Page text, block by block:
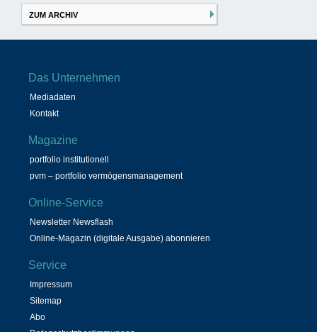
ZUM ARCHIV
Das Unternehmen
Mediadaten
Kontakt
Magazine
portfolio institutionell
pvm – portfolio vermögensmanagement
Online-Service
Newsletter Newsflash
Online-Magazin (digitale Ausgabe) abonnieren
Service
Impressum
Sitemap
Abo